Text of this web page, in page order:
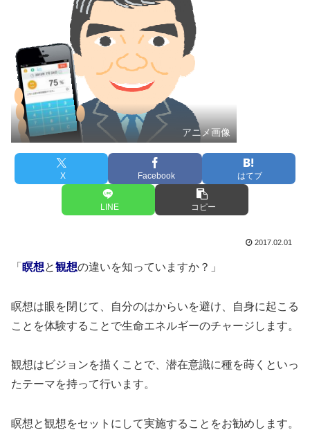
アニメ画像
X Facebook はてブ
LINE コピー
2017.02.01
「 瞑想と観想の違いを知っていますか？」
瞑想は眼を閉じて、自分のはからいを避け、自身に起こる
ことを体験することで生命エネルギーのチャージします。
観想はビジョンを描くことで、潜在意識に種を蒔くといっ
たテーマを持って行います。
瞑想と観想をセットにして実施することをお勧めします。